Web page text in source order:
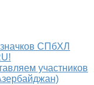
СПбХЛ
участников